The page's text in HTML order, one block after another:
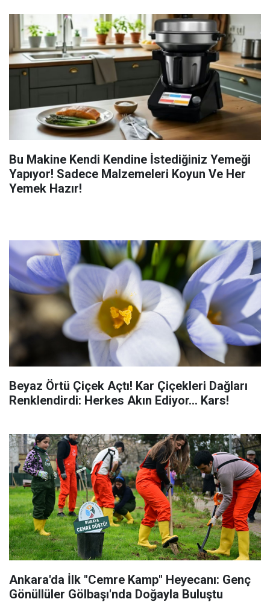
Bu Makine Kendi Kendine İstediğiniz Yemeği
Yapıyor! Sadece Malzemeleri Koyun Ve Her
Yemek Hazır!
Beyaz Örtü Çiçek Açtı! Kar Çiçekleri Dağları
Renklendirdi: Herkes Akın Ediyor... Kars!
Ankara'da İlk "Cemre Kamp" Heyecanı: Genç
Gönüllüler Gölbaşı'nda Doğayla Buluştu